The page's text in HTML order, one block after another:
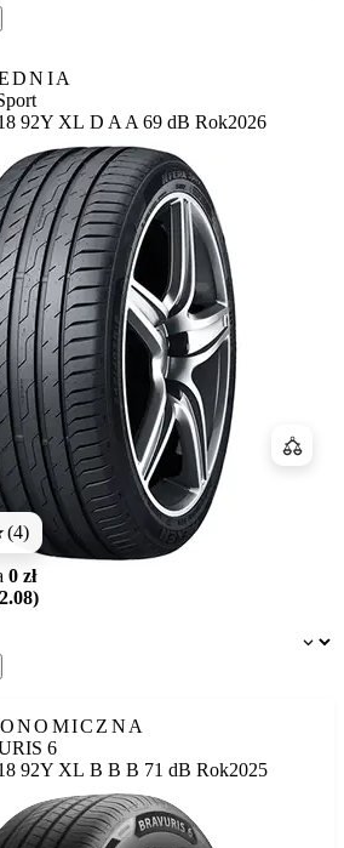
92Y XL Etykieta:
D A A 69 dB Rok2026
(4)
0 zł
6
92Y XL Etykieta:
B B B 71 dB Rok2025